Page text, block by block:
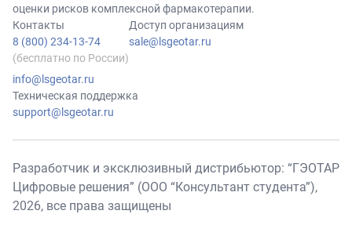
оценки рисков комплексной фармакотерапии.
Контакты
8 (800) 234-13-74
(бесплатно по России)
info@lsgeotar.ru
Доступ организациям
sale@lsgeotar.ru
Техническая поддержка
support@lsgeotar.ru
Разработчик и эксклюзивный дистрибьютор: “ГЭОТАР
Цифровые решения” (ООО “Консультант студента”),
2026, все права защищены